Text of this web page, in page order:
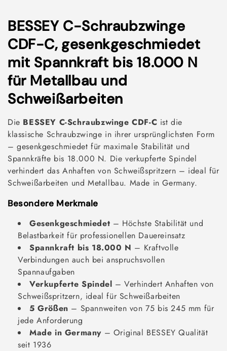
K
a
t
e
g
o
r
i
e
:
BESSEY C-Schraubzwinge
CDF-C, gesenkgeschmiedet
mit Spannkraft bis 18.000 N
für Metallbau und
Schweißarbeiten
Die BESSEY C-Schraubzwinge CDF-C ist die
klassische Schraubzwinge in ihrer ursprünglichsten Form
– gesenkgeschmiedet für maximale Stabilität und
Spannkräfte bis 18.000 N. Die verkupferte Spindel
verhindert das Anhaften von Schweißspritzern – ideal für
Schweißarbeiten und Metallbau. Made in Germany.
Besondere Merkmale
Gesenkgeschmiedet – Höchste Stabilität und
Belastbarkeit für professionellen Dauereinsatz
Spannkraft bis 18.000 N – Kraftvolle
Verbindungen auch bei anspruchsvollen
Spannaufgaben
Verkupferte Spindel – Verhindert Anhaften von
Schweißspritzern, ideal für Schweißarbeiten
5 Größen – Spannweiten von 75 bis 245 mm für
jede Anforderung
Made in Germany – Original BESSEY Qualität
seit 1936